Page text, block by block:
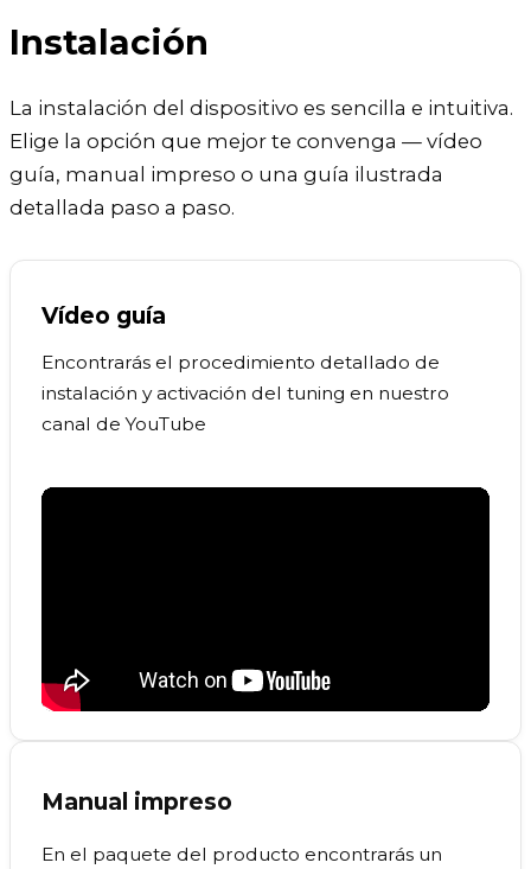
Instalación
La instalación del dispositivo es sencilla e intuitiva.
Elige la opción que mejor te convenga — vídeo
guía, manual impreso o una guía ilustrada
detallada paso a paso.
Vídeo guía
Encontrarás el procedimiento detallado de
instalación y activación del tuning en nuestro
canal de YouTube
Manual impreso
En el paquete del producto encontrarás un